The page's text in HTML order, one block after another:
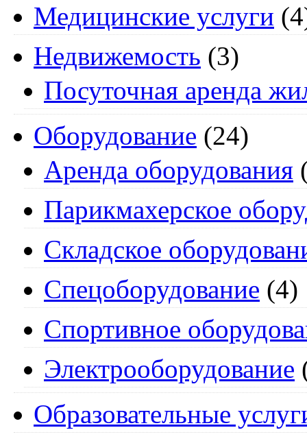
Медицинские услуги
Недвижемость (3)
Посуточная аренда
Оборудование (24)
Аренда оборудования
Парикмахерское
Складское
Спецоборудование (4)
Спортивное
Электрооборудование
Образовательные